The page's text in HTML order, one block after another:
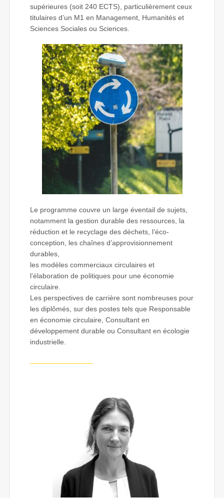
supérieures (soit 240 ECTS), particulièrement ceux
titulaires d’un M1 en Management, Humanités et
Sciences Sociales ou Sciences.
Le programme couvre un large éventail de sujets,
notamment la gestion durable des ressources, la
réduction et le recyclage des déchets, l’éco-
conception, les chaînes d’approvisionnement
durables,
les modèles commerciaux circulaires et
l’élaboration de politiques pour une économie
circulaire.
Les perspectives de carrière sont nombreuses pour
les diplômés, sur des postes tels que Responsable
en économie circulaire, Consultant en
développement durable ou Consultant en écologie
industrielle.
—————————